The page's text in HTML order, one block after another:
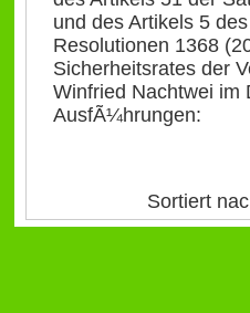
und des Artikels 5
Resolutionen 1368
Sicherheitsrates der
Winfried Nachtwei im
AusfÃ¼hrungen:
Sortiert